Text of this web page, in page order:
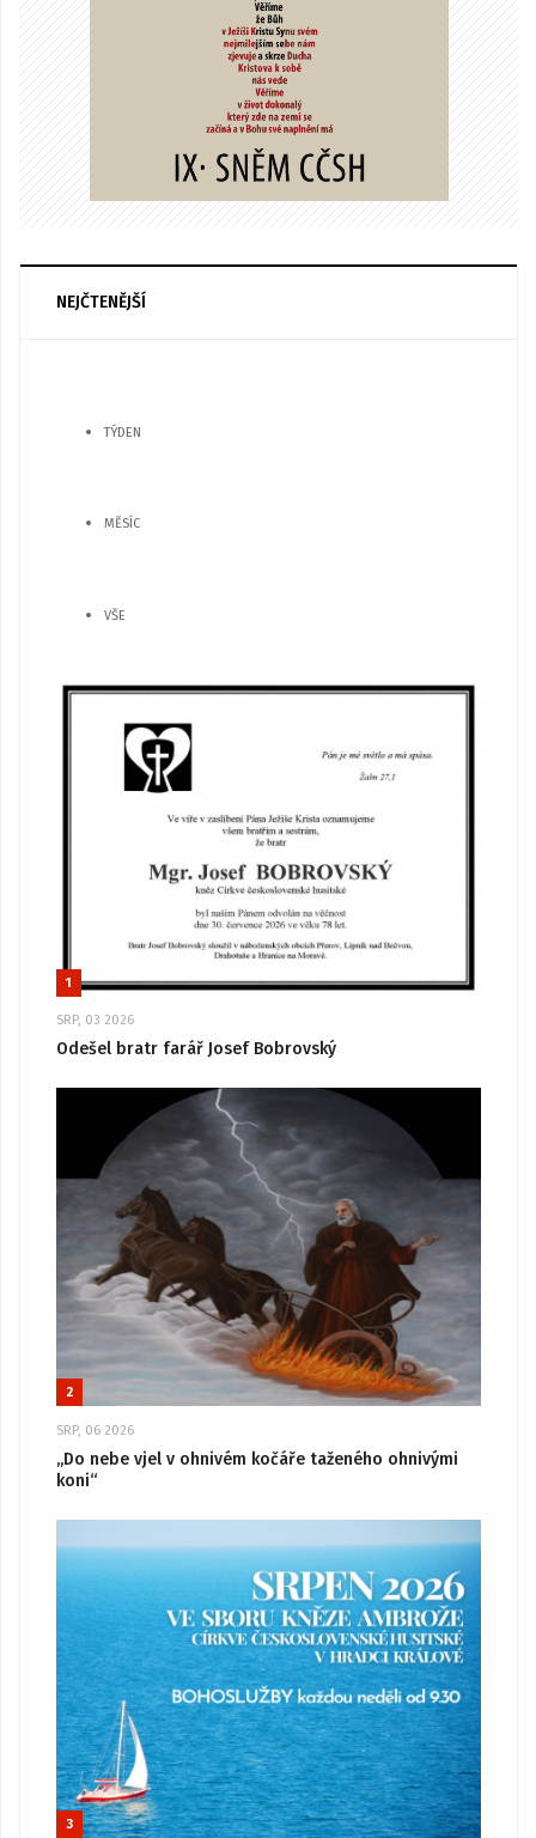
NEJČTENĚJŠÍ
TÝDEN
MĚSÍC
VŠE
1
SRP, 03 2026
Odešel bratr farář Josef Bobrovský
2
SRP, 06 2026
„Do nebe vjel v ohnivém kočáře taženého ohnivými
koni“
3